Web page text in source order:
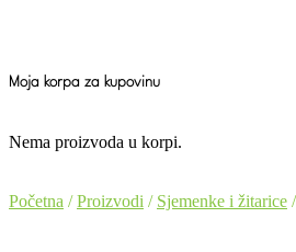
Moja korpa za kupovinu
Nema proizvoda u korpi.
Početna /Proizvodi / Sjemenke i žitarice